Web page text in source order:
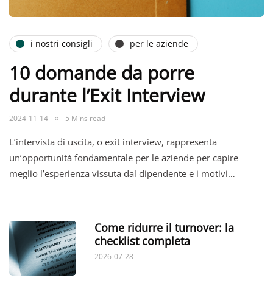
i nostri consigli per le aziende
10 domande da porre
durante l’Exit Interview
2024-11-14 5 Mins read
L’intervista di uscita, o exit interview, rappresenta
un’opportunità fondamentale per le aziende per capire
meglio l’esperienza vissuta dal dipendente e i motivi…
Come ridurre il turnover: la
checklist completa
2026-07-28